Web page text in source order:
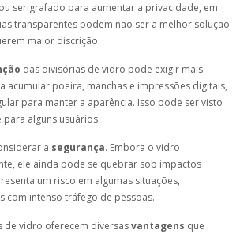
serigrafado para aumentar a privacidade, em
transparentes podem não ser a melhor solução
maior discrição.
das divisórias de vidro pode exigir mais
acumular poeira, manchas e impressões digitais,
para manter a aparência. Isso pode ser visto
alguns usuários.
a segurança. Embora o vidro
ele ainda pode se quebrar sob impactos
um risco em algumas situações,
com intenso tráfego de pessoas.
de vidro oferecem diversasvantagens que